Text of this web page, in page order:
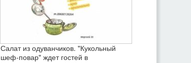
Салат из одуванчиков. "Кукольный
шеф-повар" ждет гостей в